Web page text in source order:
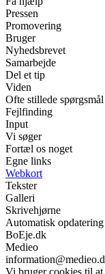
Pressen
Promovering
Bruger
Nyhedsbrevet
Samarbejde
Del et tip
Viden
Ofte stillede spørgsmål
Fejlfinding
Input
Vi søger
Fortæl os noget
Egne links
Webkort
Tekster
Galleri
Skrivehjørne
Automatisk opdatering
BoEje.dk
Medieo